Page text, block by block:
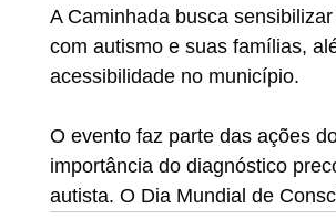
A Caminhada busca
com autismo e suas famílias,
acessibilidade no município.
O evento faz parte das ações
importância do diagnóstico
autista. O Dia Mundial de